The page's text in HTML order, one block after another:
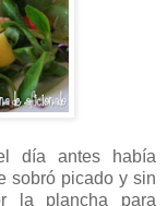
día antes había
sobró picado y sin
la plancha para